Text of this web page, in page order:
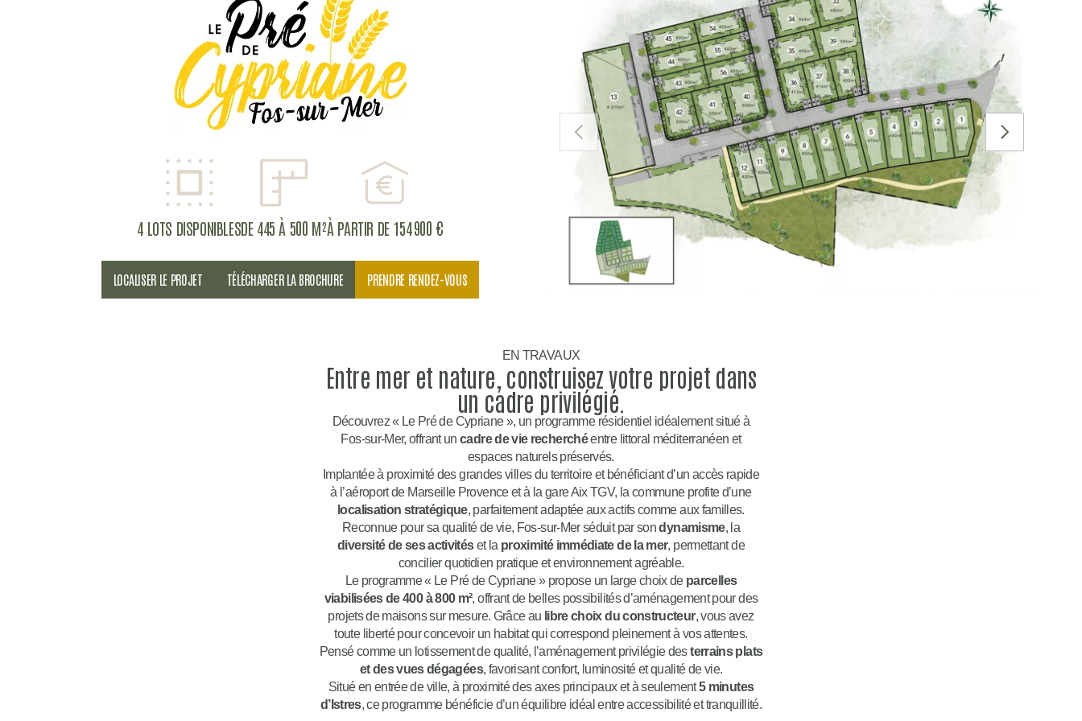
4 LOTS DISPONIBLESDE 445 À 500 M²À PARTIR DE 154 900 €
LOCALISER LE PROJET TÉLÉCHARGER LA BROCHURE PRENDRE RENDEZ-VOUS
PRÉCÉDENT SUIVANT
EN TRAVAUX
Entre mer et nature, construisez votre projet dans
un cadre privilégié.
Découvrez « Le Pré de Cypriane », un programme résidentiel idéalement situé à
Fos-sur-Mer, offrant uncadre de vie recherchéentre littoral méditerranéen et
espaces naturels préservés.
Implantée à proximité des grandes villes du territoire et bénéficiant d’un accès rapide
à l’aéroport de Marseille Provence et à la gare Aix TGV, la commune profite d’une
localisation stratégique, parfaitement adaptée aux actifs comme aux familles.
Reconnue pour sa qualité de vie, Fos-sur-Mer séduit par sondynamisme, la
diversité de ses activitéset la proximité immédiate de la mer, permettant de
concilier quotidien pratique et environnement agréable.
Le programme « Le Pré de Cypriane » propose un large choix de parcelles
viabilisées de 400 à 800 m², offrant de belles possibilités d’aménagement pour des
projets de maisons sur mesure. Grâce au libre choix du constructeur, vous avez
toute liberté pour concevoir un habitat qui correspond pleinement à vos attentes.
Pensé comme un lotissement de qualité, l’aménagement privilégie desterrains plats
et des vues dégagées, favorisant confort, luminosité et qualité de vie.
Situé en entrée de ville, à proximité des axes principaux et à seulement5 minutes
d’Istres, ce programme bénéficie d’un équilibre idéal entre accessibilité et tranquillité.